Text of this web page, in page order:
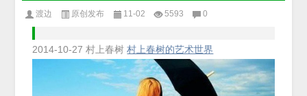
渡边 原创发布 11-02 5593 0
2014-10-27 村上春树 村上春树的艺术世界